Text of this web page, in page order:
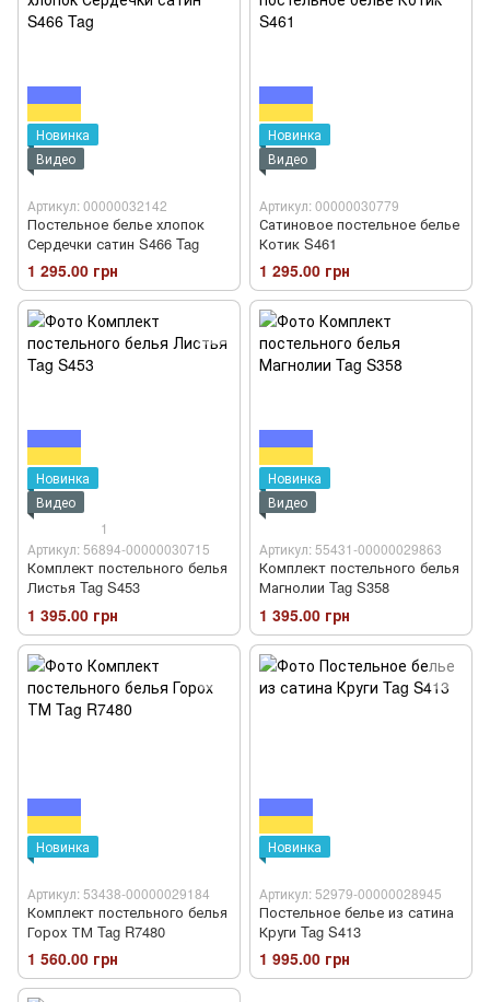
Новинка
Видео
Артикул: 00000032142
Постельное белье хлопок
Сердечки сатин S466 Tag
1 295.00 грн
Новинка
Видео
Артикул: 00000030779
Сатиновое постельное белье
Котик S461
1 295.00 грн
Новинка
Видео
1
Артикул: 56894-00000030715
Комплект постельного белья
Листья Tag S453
1 395.00 грн
Новинка
Видео
Артикул: 55431-00000029863
Комплект постельного белья
Магнолии Tag S358
1 395.00 грн
Новинка
Артикул: 53438-00000029184
Комплект постельного белья
Горох ТМ Tag R7480
1 560.00 грн
Новинка
Артикул: 52979-00000028945
Постельное белье из сатина
Круги Tag S413
1 995.00 грн